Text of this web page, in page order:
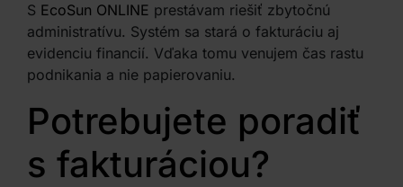
S EcoSun ONLINE prestávam riešiť zbytočnú
administratívu. Systém sa stará o fakturáciu aj
evidenciu financií. Vďaka tomu venujem čas rastu
podnikania a nie papierovaniu.
Potrebujete poradiť
s fakturáciou?